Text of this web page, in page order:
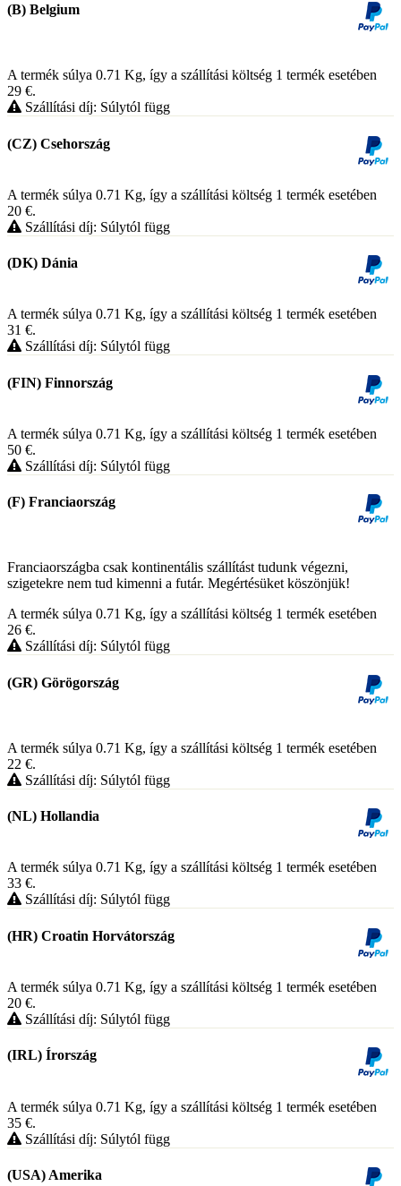
(B) Belgium
A termék súlya 0.71 Kg, így a szállítási költség 1 termék esetében
29 €.
Szállítási díj: Súlytól függ
(CZ) Csehország
A termék súlya 0.71 Kg, így a szállítási költség 1 termék esetében
20 €.
Szállítási díj: Súlytól függ
(DK) Dánia
A termék súlya 0.71 Kg, így a szállítási költség 1 termék esetében
31 €.
Szállítási díj: Súlytól függ
(FIN) Finnország
A termék súlya 0.71 Kg, így a szállítási költség 1 termék esetében
50 €.
Szállítási díj: Súlytól függ
(F) Franciaország
Franciaországba csak kontinentális szállítást tudunk végezni,
szigetekre nem tud kimenni a futár. Megértésüket köszönjük!
A termék súlya 0.71 Kg, így a szállítási költség 1 termék esetében
26 €.
Szállítási díj: Súlytól függ
(GR) Görögország
A termék súlya 0.71 Kg, így a szállítási költség 1 termék esetében
22 €.
Szállítási díj: Súlytól függ
(NL) Hollandia
A termék súlya 0.71 Kg, így a szállítási költség 1 termék esetében
33 €.
Szállítási díj: Súlytól függ
(HR) Croatin Horvátország
A termék súlya 0.71 Kg, így a szállítási költség 1 termék esetében
20 €.
Szállítási díj: Súlytól függ
(IRL) Írország
A termék súlya 0.71 Kg, így a szállítási költség 1 termék esetében
35 €.
Szállítási díj: Súlytól függ
(USA) Amerika